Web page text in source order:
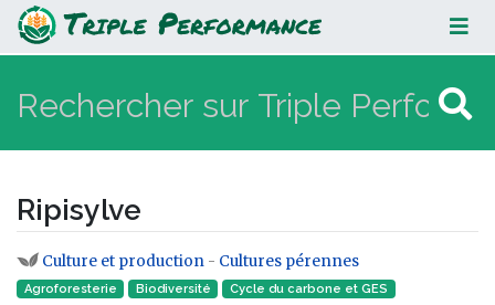
Ripisylve
Ripisylve
Aller à :navigation,rechercher
Culture et production - Cultures pérennes‎
Agroforesterie Biodiversité Cycle du carbone et GES